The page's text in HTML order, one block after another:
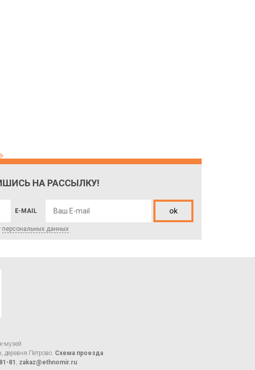
НА РАССЫЛКУ!
E-MAIL ok
персональных данных
музей
деревня Петрово. Схема проезда
81 , zakaz@ethnomir.ru